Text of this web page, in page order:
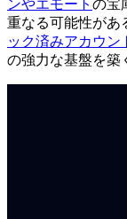
ンやエモート の宝
重なる可能性があ
ック済みアカウン
の強力な基盤を築